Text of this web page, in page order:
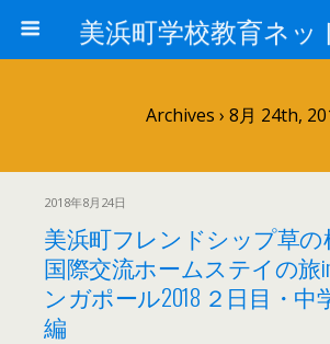
Archives › 8月 24th,
2018年8月24日
美浜町フレンドシップ草の
国際交流ホームステイの旅
ンガポール2018 ２日目・中
編